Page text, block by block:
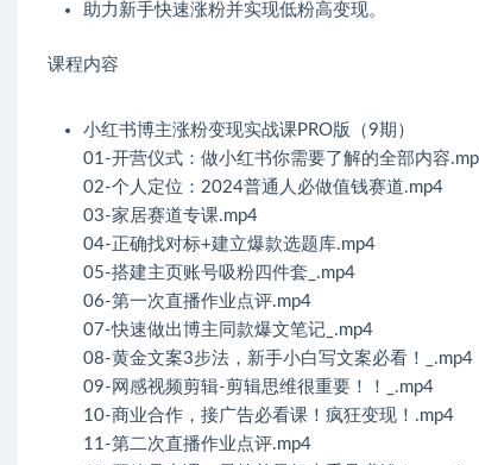
助力新手快速涨粉并实现低粉高变现。
课程内容
小红书博主涨粉变现实战课PRO版（9期）
01-开营仪式：做小红书你需要了解的全部内容
02-个人定位：2024普通人必做值钱赛道.mp4
03-家居赛道专课.mp4
04-正确找对标+建立爆款选题库.mp4
05-搭建主页账号吸粉四件套_.mp4
06-第一次直播作业点评.mp4
07-快速做出博主同款爆文笔记_.mp4
08-黄金文案3步法，新手小白写文案必看！_.mp4
09-网感视频剪辑-剪辑思维很重要！！_.mp4
10-商业合作，接广告必看课！疯狂变现！.mp4
11-第二次直播作业点评.mp4